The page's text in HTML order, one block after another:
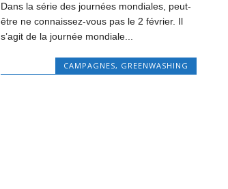
Dans la série des journées mondiales, peut-
être ne connaissez-vous pas le 2 février. Il
s’agit de la journée mondiale...
CAMPAGNES, GREENWASHING